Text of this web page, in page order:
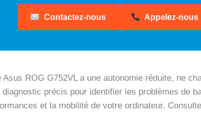
Contactez-nous Appelez-nous
Asus ROG G752VL a une autonomie réduite, ne
précis pour identifier les problèmes de
et la mobilité de votre ordinateur.